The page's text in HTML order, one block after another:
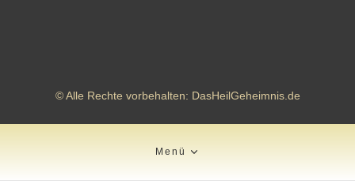
© Alle Rechte vorbehalten: DasHeilGeheimnis.de
Menü